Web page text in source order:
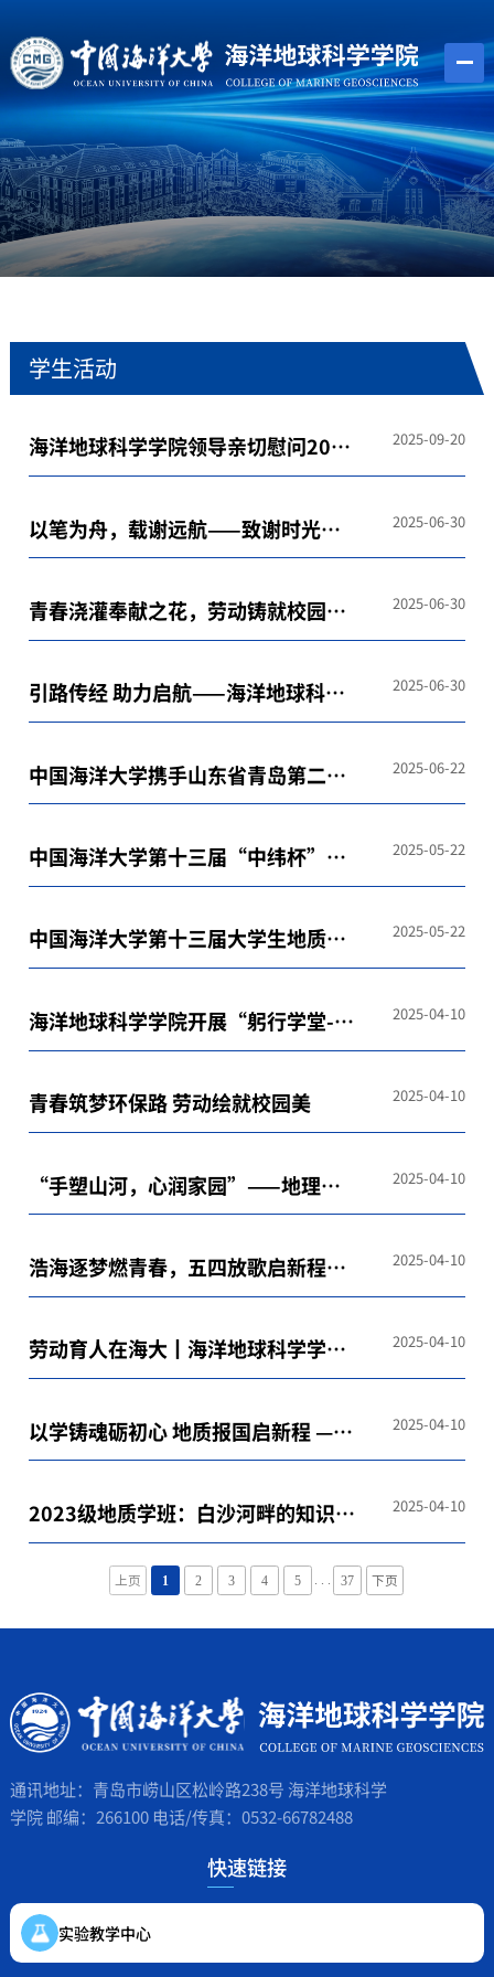
学生活动
海洋地球科学学院领导亲切慰问2025
级军训学生
2025-09-20
以笔为舟，载谢远航——致谢时光里
的海大
2025-06-30
青春浇灌奉献之花，劳动铸就校园之
美
2025-06-30
引路传经 助力启航——海洋地球科学
学院顺利举办 2025届毕业生就业考
公考编经验分享
2025-06-30
中国海洋大学携手山东省青岛第二中
学承办2025-2026学年全国中学生地
球科学奥林匹克竞赛
2025-06-22
中国海洋大学第十三届“中纬杯”测
量技能决赛顺利进行
2025-05-22
中国海洋大学第十三届大学生地质技
能及地学知识竞赛决赛顺利举行
2025-05-22
海洋地球科学学院开展“躬行学堂-清
明新芽计划”劳动育人实践活动
2025-04-10
青春筑梦环保路 劳动绘就校园美 2025-04-10
“手塑山河，心润家园”——地理模
型手工制作活动顺利开展
2025-04-10
浩海逐梦燃青春，五四放歌启新程
——四院联合歌咏比赛圆满落幕
2025-04-10
劳动育人在海大丨海洋地球科学学院
创新构建地学特色劳动教育体系
2025-04-10
以学铸魂砺初心 地质报国启新程 —海
洋地球科学学院师生赴胜利油田优良
传统展厅开展红色研学实践活动
2025-04-10
2023级地质学班：白沙河畔的知识探
寻之旅
2025-04-10
上页 1 2 3 4 5 . . . 37 下页
通讯地址：青岛市崂山区松岭路238号 海洋地球科学
学院 邮编：266100 电话/传真：0532-66782488
快速链接
实验教学中心